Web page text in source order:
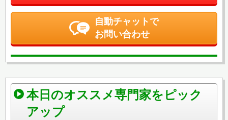
自動チャットで
お問い合わせ
本日のオススメ専門家をピック
アップ